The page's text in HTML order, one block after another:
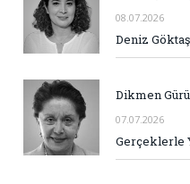
08.07.2026
Deniz
Dikmen
07.07.2026
Gerçeklerle